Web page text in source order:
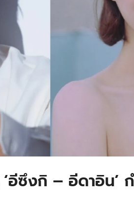
อีซึงกิ – อีดาอิน’